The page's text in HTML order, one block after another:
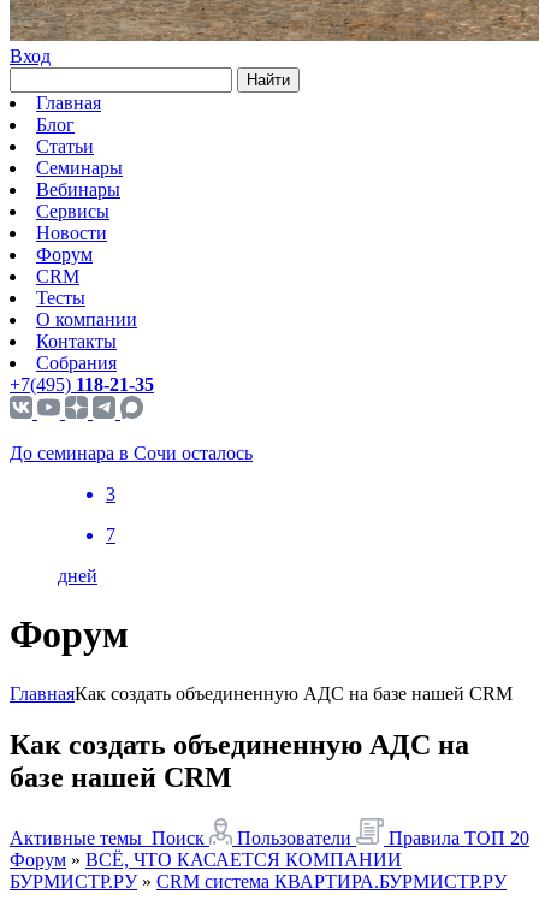
Вход
Найти
Главная
Блог
Статьи
Семинары
Вебинары
Сервисы
Новости
Форум
CRM
Тесты
О компании
Контакты
Собрания
+7(495) 118-21-35
До семинара в Сочи осталось
3
7
дней
Форум
ГлавнаяКак создать объединенную АДС на базе нашей CRM
Как создать объединенную АДС на
базе нашей CRM
Активные темы Поиск Пользователи Правила ТОП 20
Форум » ВСЁ, ЧТО КАСАЕТСЯ КОМПАНИИ
БУРМИСТР.РУ » CRM система КВАРТИРА.БУРМИСТР.РУ